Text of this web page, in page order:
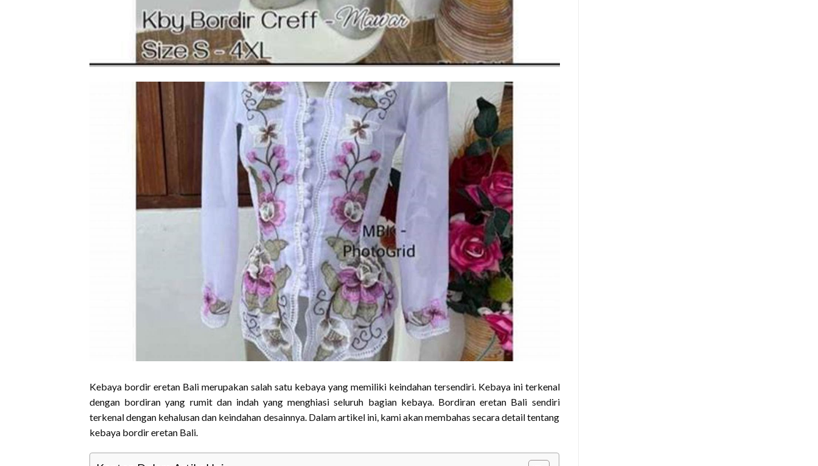
Kebaya bordir eretan Bali merupakan salah satu kebaya yang memiliki keindahan tersendiri. Kebaya ini terkenal
dengan bordiran yang rumit dan indah yang menghiasi seluruh bagian kebaya. Bordiran eretan Bali sendiri
terkenal dengan kehalusan dan keindahan desainnya. Dalam artikel ini, kami akan membahas secara detail tentang
kebaya bordir eretan Bali.